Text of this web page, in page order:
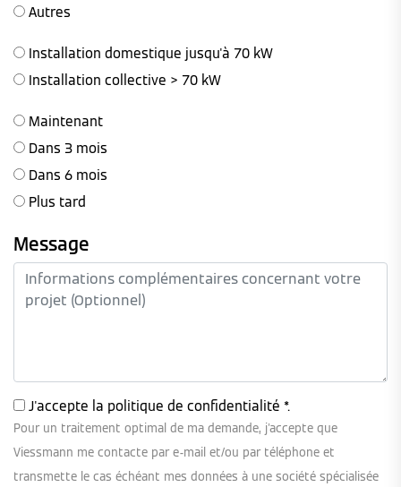
Autres
Installation domestique jusqu'à 70 kW
Installation collective > 70 kW
Maintenant
Dans 3 mois
Dans 6 mois
Plus tard
Message
J'accepte la politique de confidentialité *.
Pour un traitement optimal de ma demande, j'accepte que
Viessmann me contacte par e-mail et/ou par téléphone et
transmette le cas échéant mes données à une société spécialisée